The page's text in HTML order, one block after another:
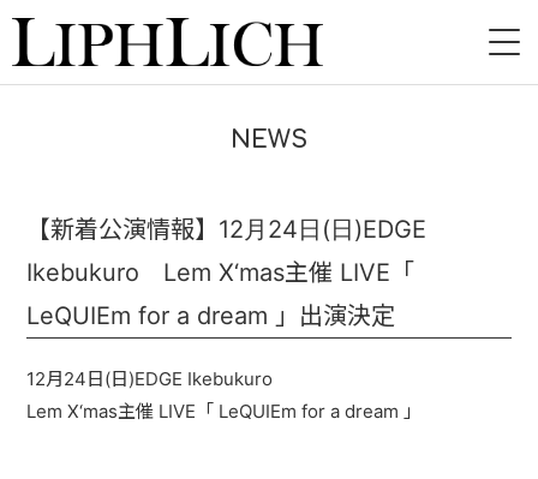
LIVE
INSTORE
BAND
VIDEO
NEWS
【新着公演情報】12月24日(日)EDGE
Ikebukuro Lem X‘mas主催 LIVE「
LeQUIEm for a dream 」出演決定
12月24日(日)EDGE Ikebukuro
Lem X‘mas主催 LIVE「 LeQUIEm for a dream 」